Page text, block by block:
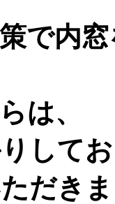
で内
は、
りして
だき